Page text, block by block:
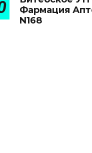
Фармация
N168